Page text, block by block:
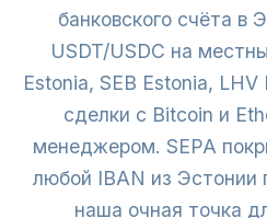
банковского счёта в
USDT/USDC на
Estonia, SEB Estonia,
сделки с Bitcoin и
менеджером. SEPA
любой IBAN из
наша очная точка